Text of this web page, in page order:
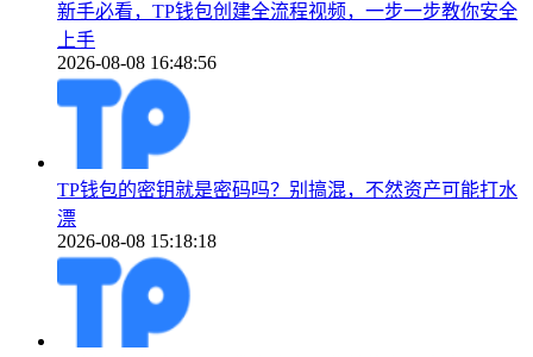
新手必看，TP钱包创建全流程视频，一步一步教你安全
上手
2026-08-08 16:48:56
TP钱包的密钥就是密码吗？别搞混，不然资产可能打水
漂
2026-08-08 15:18:18